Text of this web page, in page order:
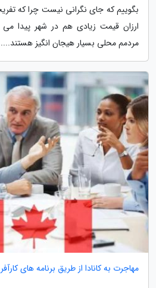
بگوییم که جای نگرانی نیست چرا که
ارزان قیمت زیادی هم در شهر پیدا
مردمم محلی بسیار هیجان انگیز هستند....
مهاجرت به کانادا از طریق برنامه های